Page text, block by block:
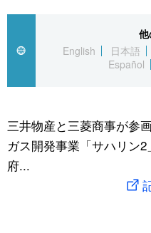
国際
社会
文化
科学・技術
アーカイブ
Japan Data
旅と暮らし
動画/Live
Books
文化
科学・技術
暮らし
スポーツ・東京2020
English
日本語
Español
三井物産と三菱商事が参
ガス開発事業「サハリン
府...